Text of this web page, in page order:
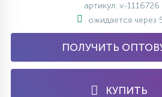
артикул: v-1116726
ожидается через
ПОЛУЧИТЬ
КУПИТЬ